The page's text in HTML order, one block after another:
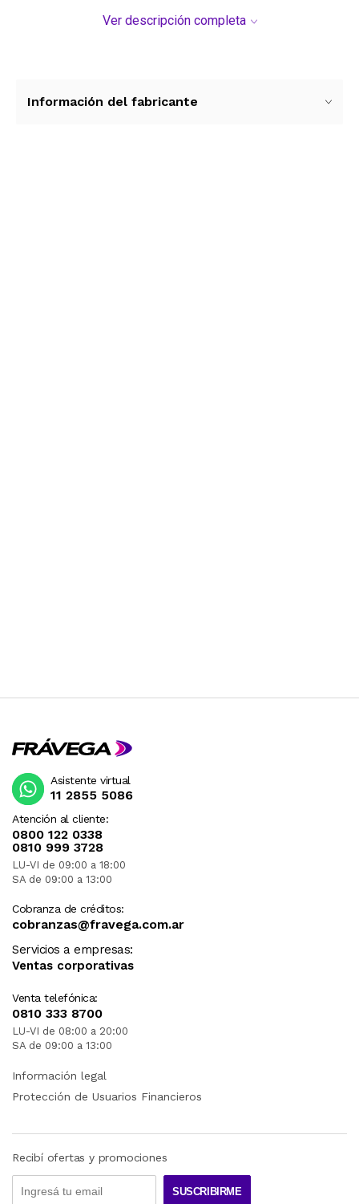
visibilidad es ideal para el seguimiento visual de
Ver descripción completa
Información del fabricante
Atención al cliente:
0800 122 0338
0810 999 3728
LU-VI de 09:00 a 18:00
SA de 09:00 a 13:00
Cobranza de créditos:
cobranzas@fravega.com.ar
Servicios a empresas:
Ventas corporativas
Venta telefónica:
0810 333 8700
LU-VI de 08:00 a 20:00
SA de 09:00 a 13:00
Asistente virtual
11 2855 5086
Información legal
Protección de Usuarios Financieros
Recibí ofertas y promociones
SUSCRIBIRME